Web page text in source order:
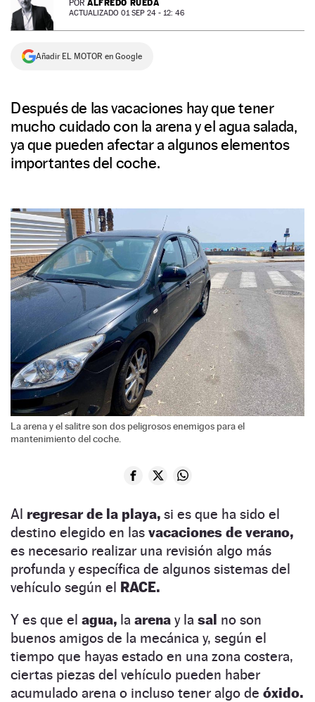
NEWSLETTER
SÍGUENOS
POR ALFREDO RUEDA
ACTUALIZADO 01 SEP 24 - 12: 46
Añadir EL MOTOR en Google
Después de las vacaciones hay que tener
mucho cuidado con la arena y el agua salada,
ya que pueden afectar a algunos elementos
importantes del coche.
La arena y el salitre son dos peligrosos enemigos para el
mantenimiento del coche.
Al regresar de la playa, si es que ha sido el
destino elegido en las vacaciones de verano,
es necesario realizar una revisión algo más
profunda y específica de algunos sistemas del
vehículo según el RACE.
Y es que el agua, la arena y la sal no son
buenos amigos de la mecánica y, según el
tiempo que hayas estado en una zona costera,
ciertas piezas del vehículo pueden haber
acumulado arena o incluso tener algo de óxido.